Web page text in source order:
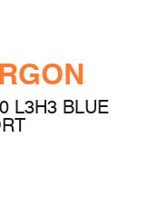
L3H3 BLUE